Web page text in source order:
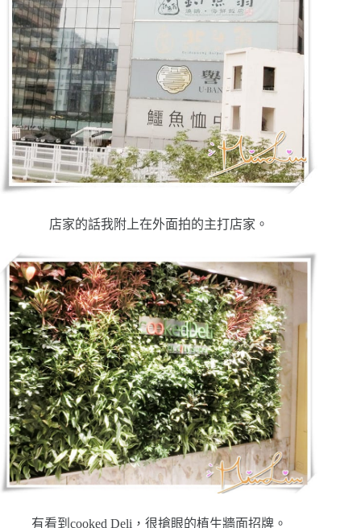
店家的話我附上在外面拍的主打店家。
有看到cooked Deli，很搶眼的植生牆面招牌。